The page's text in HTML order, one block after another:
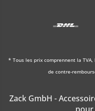
* Tous les prix comprennent la TVA,
de contre-
Zack GmbH -